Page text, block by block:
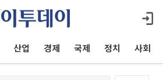
산업 경제 국제 정치 사회